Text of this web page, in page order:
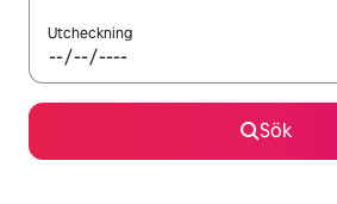
Utcheckning
Sök